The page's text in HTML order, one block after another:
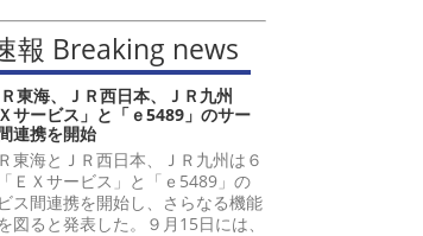
報 Breaking news
東海、ＪＲ西日本、ＪＲ九州
Ｘサービス」と「ｅ5489」のサー
連携を開始
東海とＪＲ西日本、ＪＲ九州は６
ＥＸサービス」と「ｅ5489」の
ス間連携を開始し、さらなる機能
図ると発表した。９月15日には、